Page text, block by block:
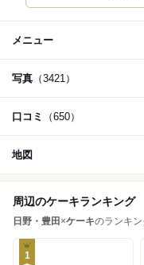
メニュー
写真 （3421）
口コミ （650）
地図
周辺のケーキランキング
日野・豊田 ×ケーキのランキン
1